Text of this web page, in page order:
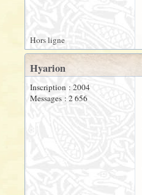
Hors ligne
Hyarion
Inscription : 2004
Messages : 2 656